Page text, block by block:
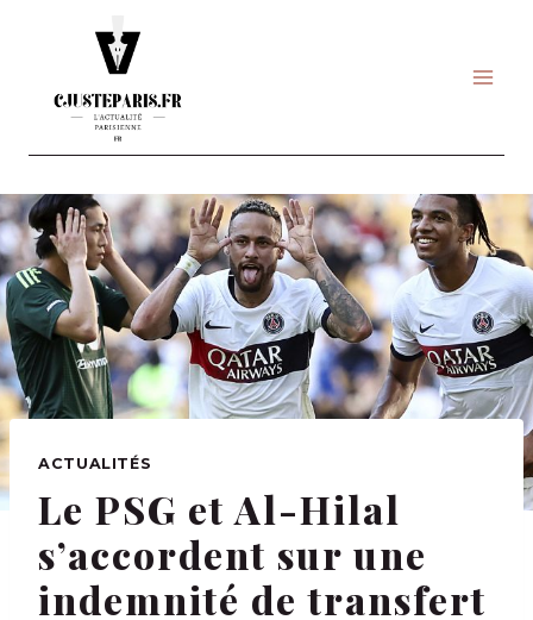
ACTUALITÉS
Le PSG et Al-Hilal
s’accordent sur une
indemnité de transfert